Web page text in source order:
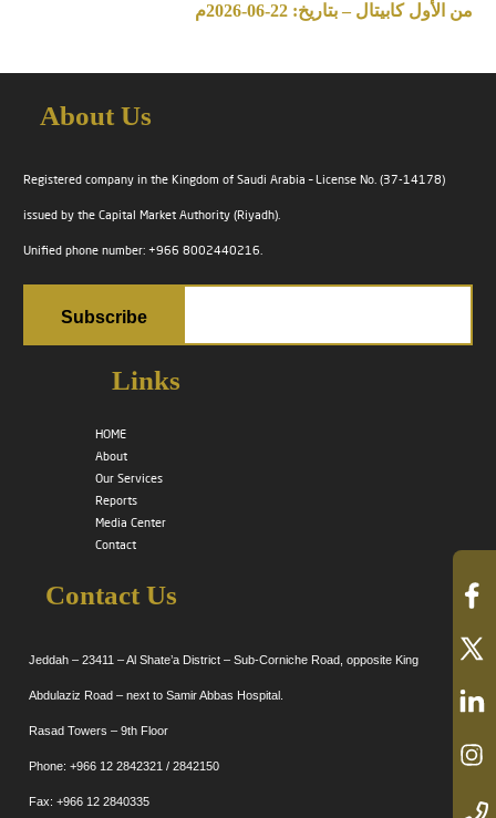
من الأول كابيتال – بتاريخ: 22-06-2026م
About Us
Registered company in the Kingdom of Saudi Arabia – License No. (37-14178)
issued by the Capital Market Authority (Riyadh).
Unified phone number: +966 8002440216.
Links
HOME
About
Our Services
Reports
Media Center
Contact
Contact Us
Jeddah – 23411 – Al Shate’a District – Sub-Corniche Road, opposite King
Abdulaziz Road – next to Samir Abbas Hospital.
Rasad Towers – 9th Floor
Phone: +966 12 2842321 / 2842150
Fax: +966 12 2840335